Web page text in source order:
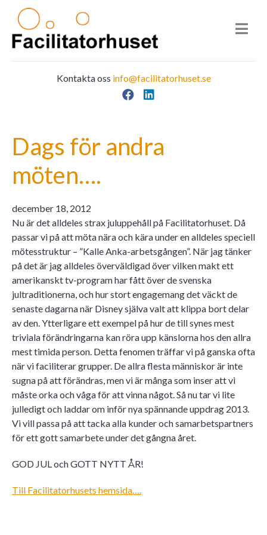
Kontakta oss info@facilitatorhuset.se
Facebook
LinkedIn
Dags för andra
möten….
december 18, 2012
Nu är det alldeles strax juluppehåll på Facilitatorhuset. Då
passar vi på att möta nära och kära under en alldeles speciell
mötesstruktur – ”Kalle Anka-arbetsgången”. När jag tänker
på det är jag alldeles överväldigad över vilken makt ett
amerikanskt tv-program har fått över de svenska
jultraditionerna, och hur stort engagemang det väckt de
senaste dagarna när Disney själva valt att klippa bort delar
av den. Ytterligare ett exempel på hur de till synes mest
triviala förändringarna kan röra upp känslorna hos den allra
mest timida person. Detta fenomen träffar vi på ganska ofta
när vi faciliterar grupper. De allra flesta människor är inte
sugna på att förändras, men vi är många som inser att vi
måste orka och våga för att vinna något. Så nu tar vi lite
julledigt och laddar om inför nya spännande uppdrag 2013.
Vi vill passa på att tacka alla kunder och samarbetspartners
för ett gott samarbete under det gångna året.
GOD JUL och GOTT NYTT ÅR!
Till Facilitatorhusets hemsida….